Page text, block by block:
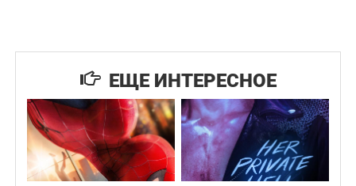
ЕЩЕ ИНТЕРЕСНОЕ